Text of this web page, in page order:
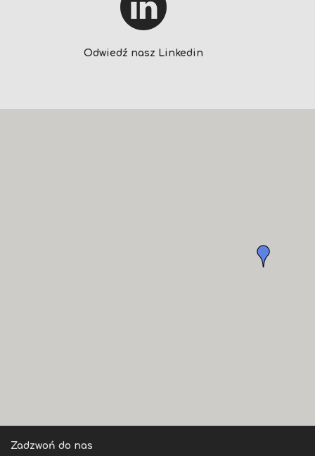
Odwiedź nasz Linkedin
Zadzwoń do nas